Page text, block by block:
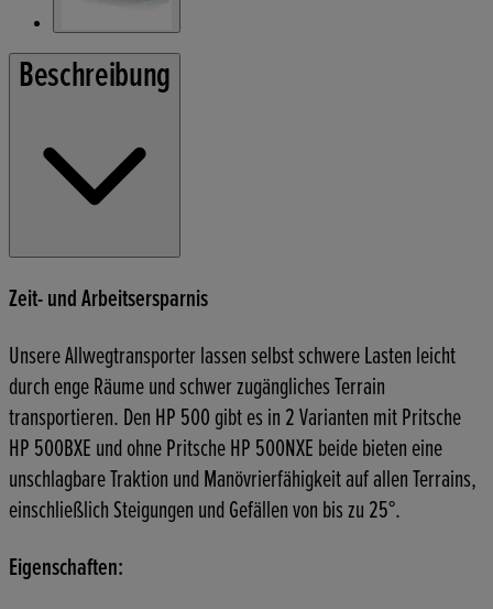
Beschreibung
Zeit- und Arbeitsersparnis
Unsere Allwegtransporter lassen selbst schwere Lasten leicht
durch enge Räume und schwer zugängliches Terrain
transportieren. Den HP 500 gibt es in 2 Varianten mit Pritsche
HP 500BXE und ohne Pritsche HP 500NXE beide bieten eine
unschlagbare Traktion und Manövrierfähigkeit auf allen Terrains,
einschließlich Steigungen und Gefällen von bis zu 25°.
Eigenschaften: